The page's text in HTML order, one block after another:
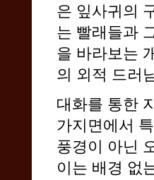
은 잎사귀의
는 빨래들과
을 바라보는
의 외적 드러
대화를 통한
가지면에서
풍경이 아닌
이는 배경 없